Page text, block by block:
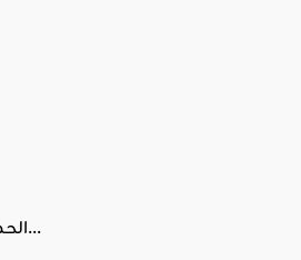
الحمد لله والصلاة والسلام على رسول الله وعلى آله وصحبه ومن والاه، وبعد…